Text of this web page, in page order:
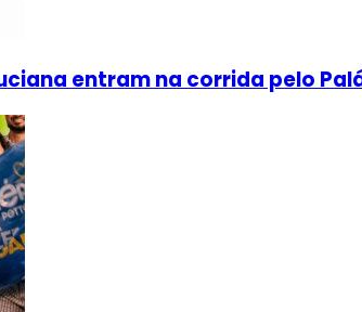
entram na corrida pelo